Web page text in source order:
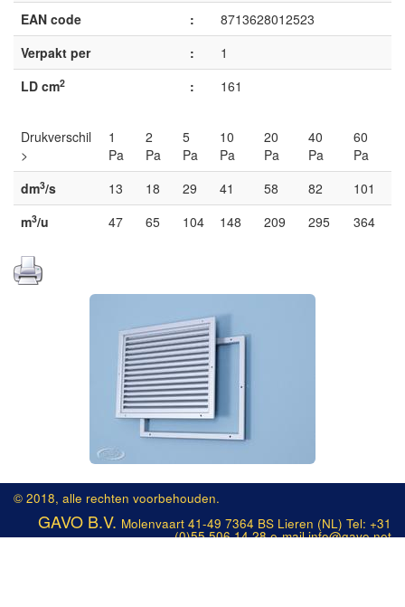
EAN code
:
8713628012523
Verpakt per
:
1
LD cm2 : 161
Drukverschil
>
1
Pa
2
Pa
5
Pa
10
Pa
20
Pa
40
Pa
60
Pa
dm3/s 13 18 29 41 58 82
101
m3/u 47 65 104 148 209 295 364
© 2018, alle rechten voorbehouden.
GAVO B.V. Molenvaart 41-49 7364 BS Lieren (NL) Tel: +31
(0)55 506 14 28 e-mail info@gavo.net